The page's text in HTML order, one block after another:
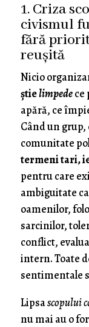
1. Criza
civismul
fără
reușită
Nicio
știelimpedece
apără, ce
Când un
comunitate
termeni tari,
pentru care
ambiguitate
oamenilor,
sarcinilor,
conflict,
intern. Toate
sentimentale
Lipsascopului
nu mai au o